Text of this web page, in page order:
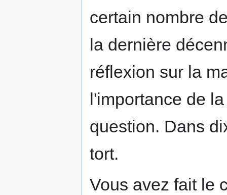
certain nombre
la dernière
réflexion sur la
l'importance de
question. Dans
tort.
Vous avez fait le